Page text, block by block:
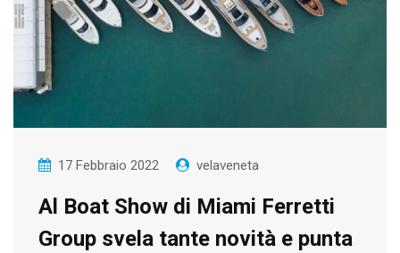
17 Febbraio 2022 velaveneta
Al Boat Show di Miami Ferretti
Group svela tante novità e punta